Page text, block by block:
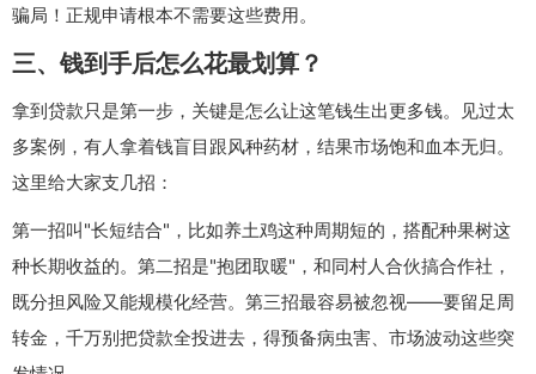
骗局！正规申请根本不需要这些费用。
三、钱到手后怎么花最划算？
拿到贷款只是第一步，关键是怎么让这笔钱生出更多钱。见过太
多案例，有人拿着钱盲目跟风种药材，结果市场饱和血本无归。
这里给大家支几招：
第一招叫"长短结合"，比如养土鸡这种周期短的，搭配种果树这
种长期收益的。第二招是"抱团取暖"，和同村人合伙搞合作社，
既分担风险又能规模化经营。第三招最容易被忽视——要留足周
转金，千万别把贷款全投进去，得预备病虫害、市场波动这些突